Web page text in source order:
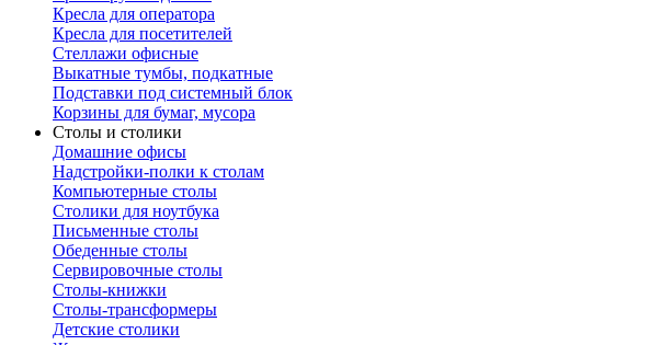
Кресла для оператора
Кресла для посетителей
Стеллажи офисные
Выкатные тумбы, подкатные
Подставки под системный блок
Корзины для бумаг, мусора
Столы и столики
Домашние офисы
Надстройки-полки к столам
Компьютерные столы
Столики для ноутбука
Письменные столы
Обеденные столы
Сервировочные столы
Столы-книжки
Столы-трансформеры
Детские столики